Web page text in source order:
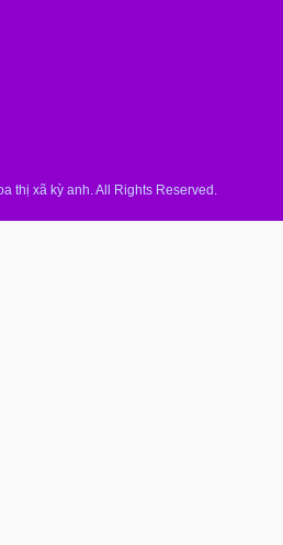
thị xã kỳ anh. All Rights Reserved.